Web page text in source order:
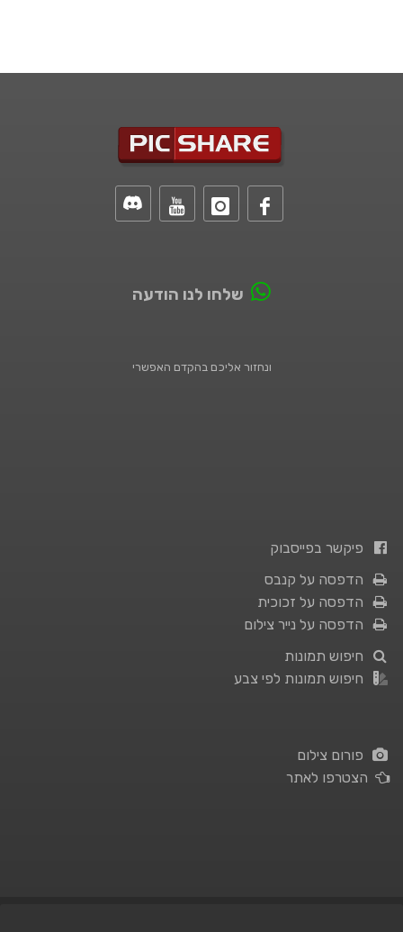
שלחו לנו הודעה
ונחזור אליכם בהקדם האפשרי
פיקשר בפייסבוק
הדפסה על קנבס
הדפסה על זכוכית
הדפסה על נייר צילום
חיפוש תמונות
חיפוש תמונות לפי צבע
פורום צילום
הצטרפו לאתר